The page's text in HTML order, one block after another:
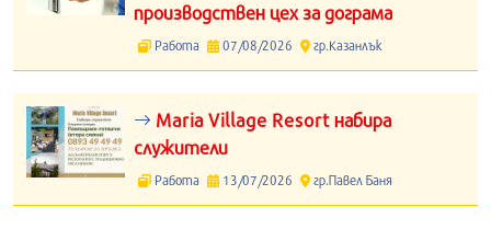
производствен цех за дограма
Работа 07/08/2026 гр.Казанлък
Maria Village Resort набира
служители
Работа 13/07/2026 гр.Павел Баня